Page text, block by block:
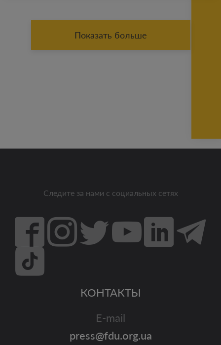
Показать больше
Следите за нами с социальных сетях
КОНТАКТЫ
E-mail
press@fdu.org.ua